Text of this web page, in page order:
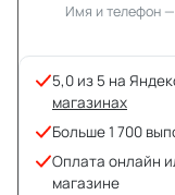
Имя и телефон
5,0 из 5 на
магазинах
Больше 1 700
Оплата онлайн
магазине